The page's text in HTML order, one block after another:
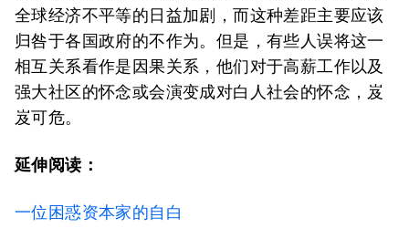
全球经济不平等的日益加剧，而这种差距主要应该
归咎于各国政府的不作为。但是，有些人误将这一
相互关系看作是因果关系，他们对于高薪工作以及
强大社区的怀念或会演变成对白人社会的怀念，岌
岌可危。
延伸阅读：
一位困惑资本家的自白